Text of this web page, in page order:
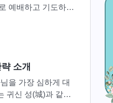
예배하고 기도하고
소개
을 가장 심하게 대
귀신 성(城)과 같고